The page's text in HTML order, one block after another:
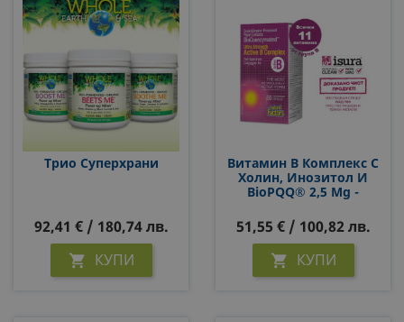
Трио Суперхрани
92,41 € / 180,74 лв.
 КУПИ
Витамин B Комплекс С
Холин, Инозитол И
BioPQQ® 2,5 Mg -
Complex
BioCoenzymated™, 60 V
51,55 € / 100,82 лв.
 КУПИ